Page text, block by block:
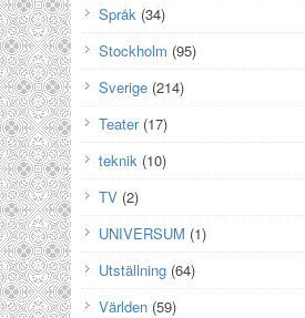
Språk (34)
Stockholm (95)
Sverige (214)
Teater(17)
teknik (10)
TV (2)
UNIVERSUM (1)
Utställning (64)
Världen (59)